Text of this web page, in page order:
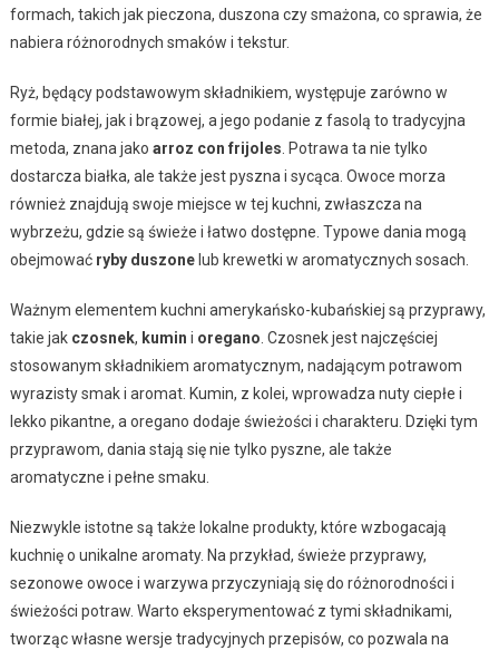
formach, takich jak pieczona, duszona czy smażona, co sprawia, że
nabiera różnorodnych smaków i tekstur.
Ryż, będący podstawowym składnikiem, występuje zarówno w
formie białej, jak i brązowej, a jego podanie z fasolą to tradycyjna
metoda, znana jako arroz con frijoles . Potrawa ta nie tylko
dostarcza białka, ale także jest pyszna i sycąca. Owoce morza
również znajdują swoje miejsce w tej kuchni, zwłaszcza na
wybrzeżu, gdzie są świeże i łatwo dostępne. Typowe dania mogą
obejmować ryby duszonelub krewetki w aromatycznych sosach.
Ważnym elementem kuchni amerykańsko-kubańskiej są przyprawy,
takie jak czosnek, kumin i oregano . Czosnek jest najczęściej
stosowanym składnikiem aromatycznym, nadającym potrawom
wyrazisty smak i aromat. Kumin, z kolei, wprowadza nuty ciepłe i
lekko pikantne, a oregano dodaje świeżości i charakteru. Dzięki tym
przyprawom, dania stają się nie tylko pyszne, ale także
aromatyczne i pełne smaku.
Niezwykle istotne są także lokalne produkty, które wzbogacają
kuchnię o unikalne aromaty. Na przykład, świeże przyprawy,
sezonowe owoce i warzywa przyczyniają się do różnorodności i
świeżości potraw. Warto eksperymentować z tymi składnikami,
tworząc własne wersje tradycyjnych przepisów, co pozwala na